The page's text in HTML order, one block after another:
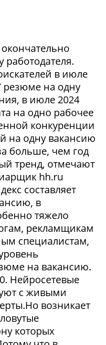
работодателя.
в июле
резюме на одну
в июле 2024
на одно рабочее
конкуренции
на одну вакансию
больше, чем год
тренд, отмечают
hh.ru
составляет
в
тяжело
рекламщикам
специалистам,
на вакансию.
Нейросетевые
с живыми
возникает
которых